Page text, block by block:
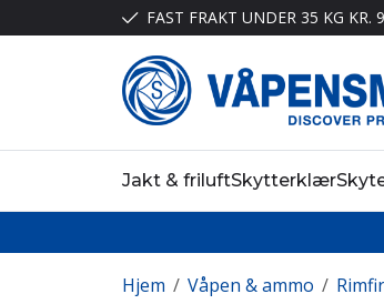
FAST FRAKT UNDER 35 KG KR.
Jakt & friluftSkytterklær
/
Hjem /
Våpen & ammo